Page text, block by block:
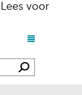
Lees voor
Zoeken